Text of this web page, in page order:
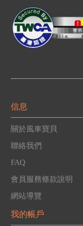
信息
關於風車寶貝
聯絡我們
FAQ
會員服務條款說明
網站導覽
我的帳戶